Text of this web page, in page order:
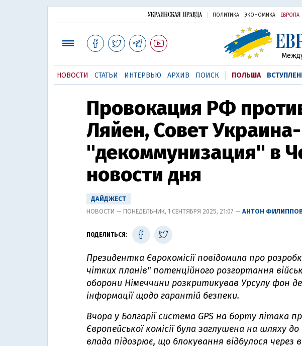
ПОЛИТИКА ЭКОНОМИКА ЕВРОПА
НОВОСТИ СТАТЬИ ИНТЕРВЬЮ АРХИВ ПОИСК ПОЛЬША
Провокация РФ
Ляйен, Совет
"декоммунизация" в
новости дня
ДАЙДЖЕСТ
НОВОСТИ — ПОНЕДЕЛЬНИК, 1 СЕНТЯБРЯ 2025, 21:07 — АНТОН
ПОДЕЛИТЬСЯ:
Президентка Єврокомісії повідомила про
чітких планів" потенційного розгортання
оборони Німеччини розкритикував Урсулу фон
інформації щодо гарантій безпеки.
Вчора у Болгарії система GPS на борту літака
Європейської комісії була заглушена на шляху до
влада підозрює, що блокування відбулося через